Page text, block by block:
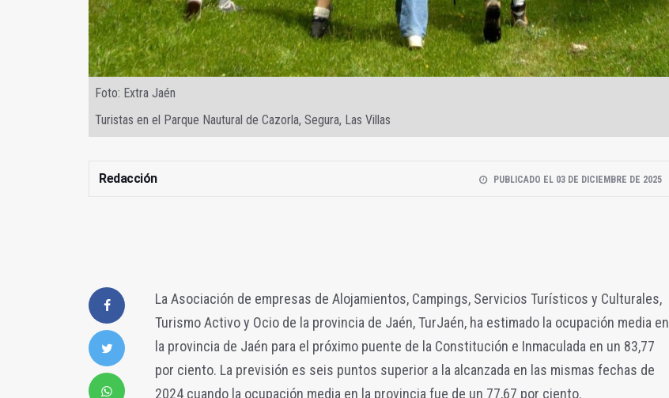
Foto: Extra Jaén
Turistas en el Parque Nautural de Cazorla, Segura, Las Villas
Redacción PUBLICADO EL 03 DE DICIEMBRE DE 2025
La Asociación de empresas de Alojamientos, Campings, Servicios Turísticos y Culturales,
Turismo Activo y Ocio de la provincia de Jaén, TurJaén, ha estimado la ocupación media en
la provincia de Jaén para el próximo puente de la Constitución e Inmaculada en un 83,77
por ciento. La previsión es seis puntos superior a la alcanzada en las mismas fechas de
2024 cuando la ocupación media en la provincia fue de un 77,67 por ciento.